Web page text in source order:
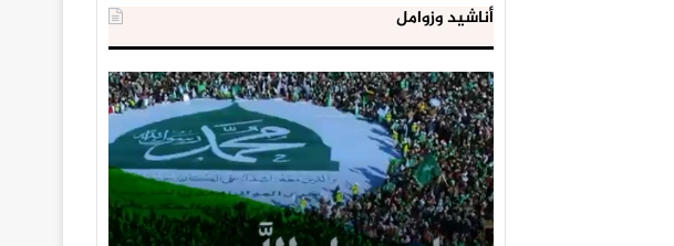
أناشيد وزوامل
العدو
الإسرائيلي
اعتقل
543
طفلا
فلسطينيا
خلال
يناير 31, 2021
الداخلية
المصرية
إحباط
‘مخطط
كبير’
للإخوان